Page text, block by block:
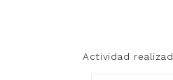
Actividad